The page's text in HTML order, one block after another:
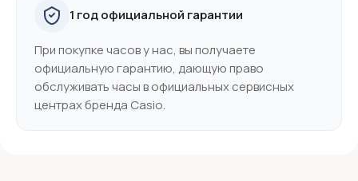
1 год официальной гарантии
При покупке часов у нас, вы получаете
официальную гарантию, дающую право
обслуживать часы в официальных сервисных
центрах бренда Casio.